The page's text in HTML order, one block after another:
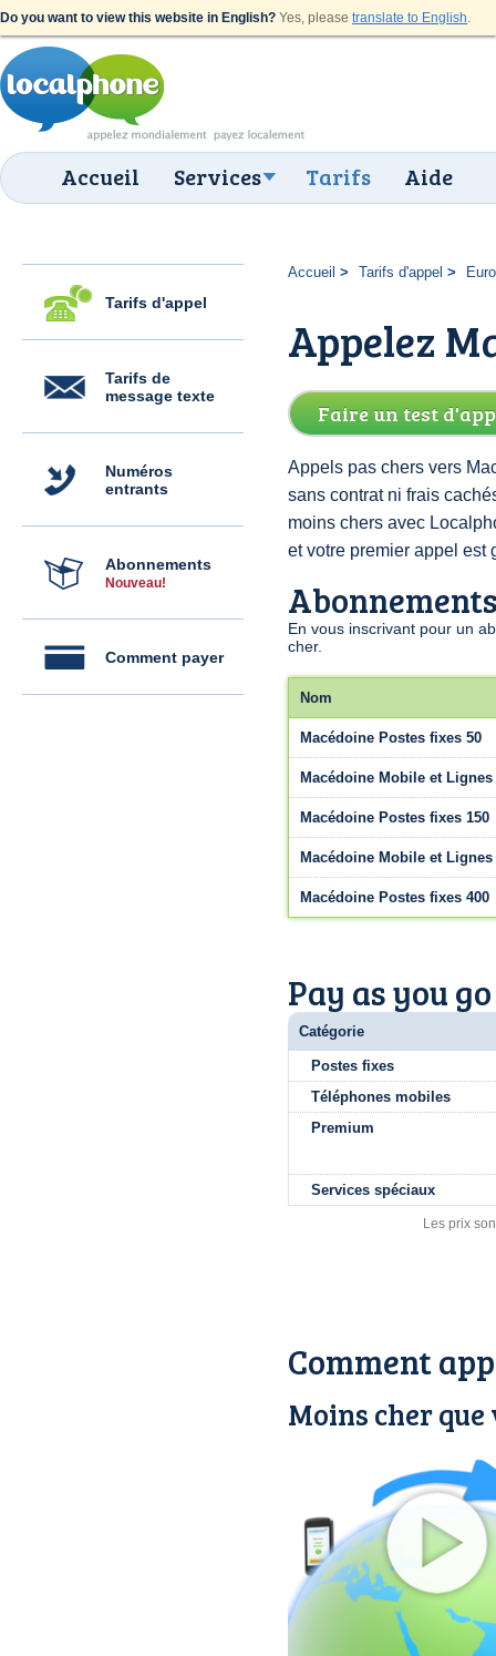
Do you want to view this website in English? Yes, please translate to English.
Accueil Services Tarifs Aide
Tarifs d'appel
Tarifs de
message texte
Numéros
entrants
Abonnements
Nouveau!
Comment payer
Accueil Tarifs d'appel
Appelez
Faire un test
Appels pas chers vers
sans contrat ni frais
moins chers avec
et votre premier appel est
En vous inscrivant pour un
cher.
Nom
Macédoine Postes fixes 50
Macédoine Mobile et Lignes
Macédoine Postes fixes 150
Macédoine Mobile et Lignes
Macédoine Postes fixes 400
Pay as you
Catégorie
Postes fixes
Téléphones mobiles
Premium
Services spéciaux
Les prix
Comment
Moins cher